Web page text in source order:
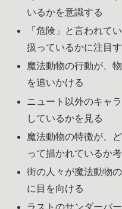
いるかを意識する
「危険」と言われて
扱っているかに注目
魔法動物の行動が、
を追いかける
ニュート以外のキャ
しているかを見る
魔法動物の特徴が、
って描かれているか
街の人々が魔法動物
に目を向ける